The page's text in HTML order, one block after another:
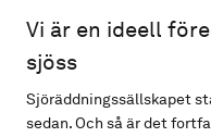
Vi är en ideell
sjöss
Sjöräddningssällskapet
sedan. Och så är det